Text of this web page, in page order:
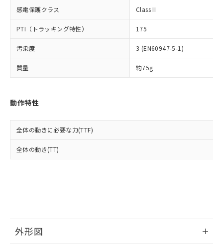
感電保護クラス Class II
PTI（トラッキング特性） 175
汚染度 3 (EN60947-5-1)
質量 約75g
動作特性
全体の動きに必要な力(TTF)
全体の動き(TT)
外形図
事前の承諾なく第三者に漏洩または開
示しないようお願いします。
マイパーツ機能（部品リスト作成サー
メンバーズにご登録されている必要が
お客様が当ウェブサイト上で当社にご
をご了承ください。
※当社の共同利用者とは、
の共同利用に関して"
用者の範囲」に記載されている法人を
※2 対応予定月
部品在庫の切り替え状況などにより、予定
月が前後することがあります。
※3 非含有証明書ダウンロード
EU RoHS指令（10物質）の非含有証明書
※本証明書は発行日時点で非含有を証明す
欄に対応日を記載しておりました。
既に当社にて対応品への在庫切替を完了
していることから、特段のことがない限
「ｅ」：有害物質（10物質）のすべてが基
準値以下であることを示します。
「10」：通常の使用状況下において有害物
質が外部に漏えいし、環境に深刻な影響を
及ぼさない年数を意味します。
「－」：未確認です。当社販売部門へお問
場合は、上記1、2および3の内容を当
該第三者に通知します。また当社は、
販売先および販売に係わる関係者が違
法に輸出するおそれがある場合は、取
り引きをいたしません。
空
受注生産機種、また在庫状況の
情報を公開していない機種